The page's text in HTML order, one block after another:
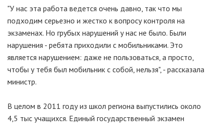
"У нас эта работа ведется очень давно, так что мы
подходим серьезно и жестко к вопросу контроля на
экзаменах. Но грубых нарушений у нас не было. Были
нарушения - ребята приходили с мобильниками. Это
является нарушением: даже не пользоваться, а просто,
чтобы у тебя был мобильник с собой, нельзя", - рассказала
министр.
В целом в 2011 году из школ региона выпустились около
4,5 тыс учащихся. Единый государственный экзамен